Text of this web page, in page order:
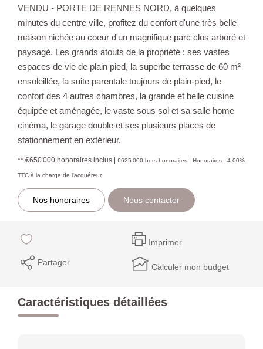
VENDU - PORTE DE RENNES NORD, à quelques
minutes du centre ville, profitez du confort d'une très belle
maison nichée au coeur d'un magnifique parc clos arboré et
paysagé. Les grands atouts de la propriété : ses vastes
espaces de vie de plain pied, la superbe terrasse de 60 m²
ensoleillée, la suite parentale toujours de plain-pied, le
confort des 4 autres chambres, la grande et belle cuisine
équipée et aménagée, le vaste sous sol et sa salle home
cinéma, le garage double et ses plusieurs places de
stationnement en extérieur.
** €650 000 honoraires inclus | €625 000 hors honoraires | Honoraires : 4.00%
TTC à la charge de l'acquéreur
Nos honoraires Nous contacter
Imprimer
Partager Calculer mon budget
Caractéristiques détaillées